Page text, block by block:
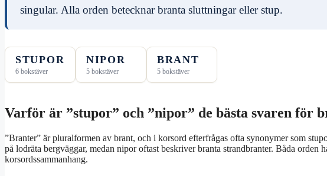
singular. Alla orden betecknar branta sluttningar eller stup.
STUPOR
6 bokstäver
NIPOR
5 bokstäver
BRANT
5 bokstäver
Varför är ”stupor” och ”nipor” de bästa svaren för
”Branter” är pluralformen av brant, och i korsord efterfrågas ofta synonymer som
på lodräta bergväggar, medan nipor oftast beskriver branta strandbranter. Båda orden
korsordssammanhang.